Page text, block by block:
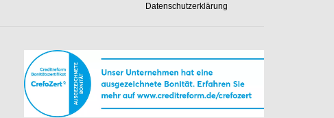
Datenschutzerklärung